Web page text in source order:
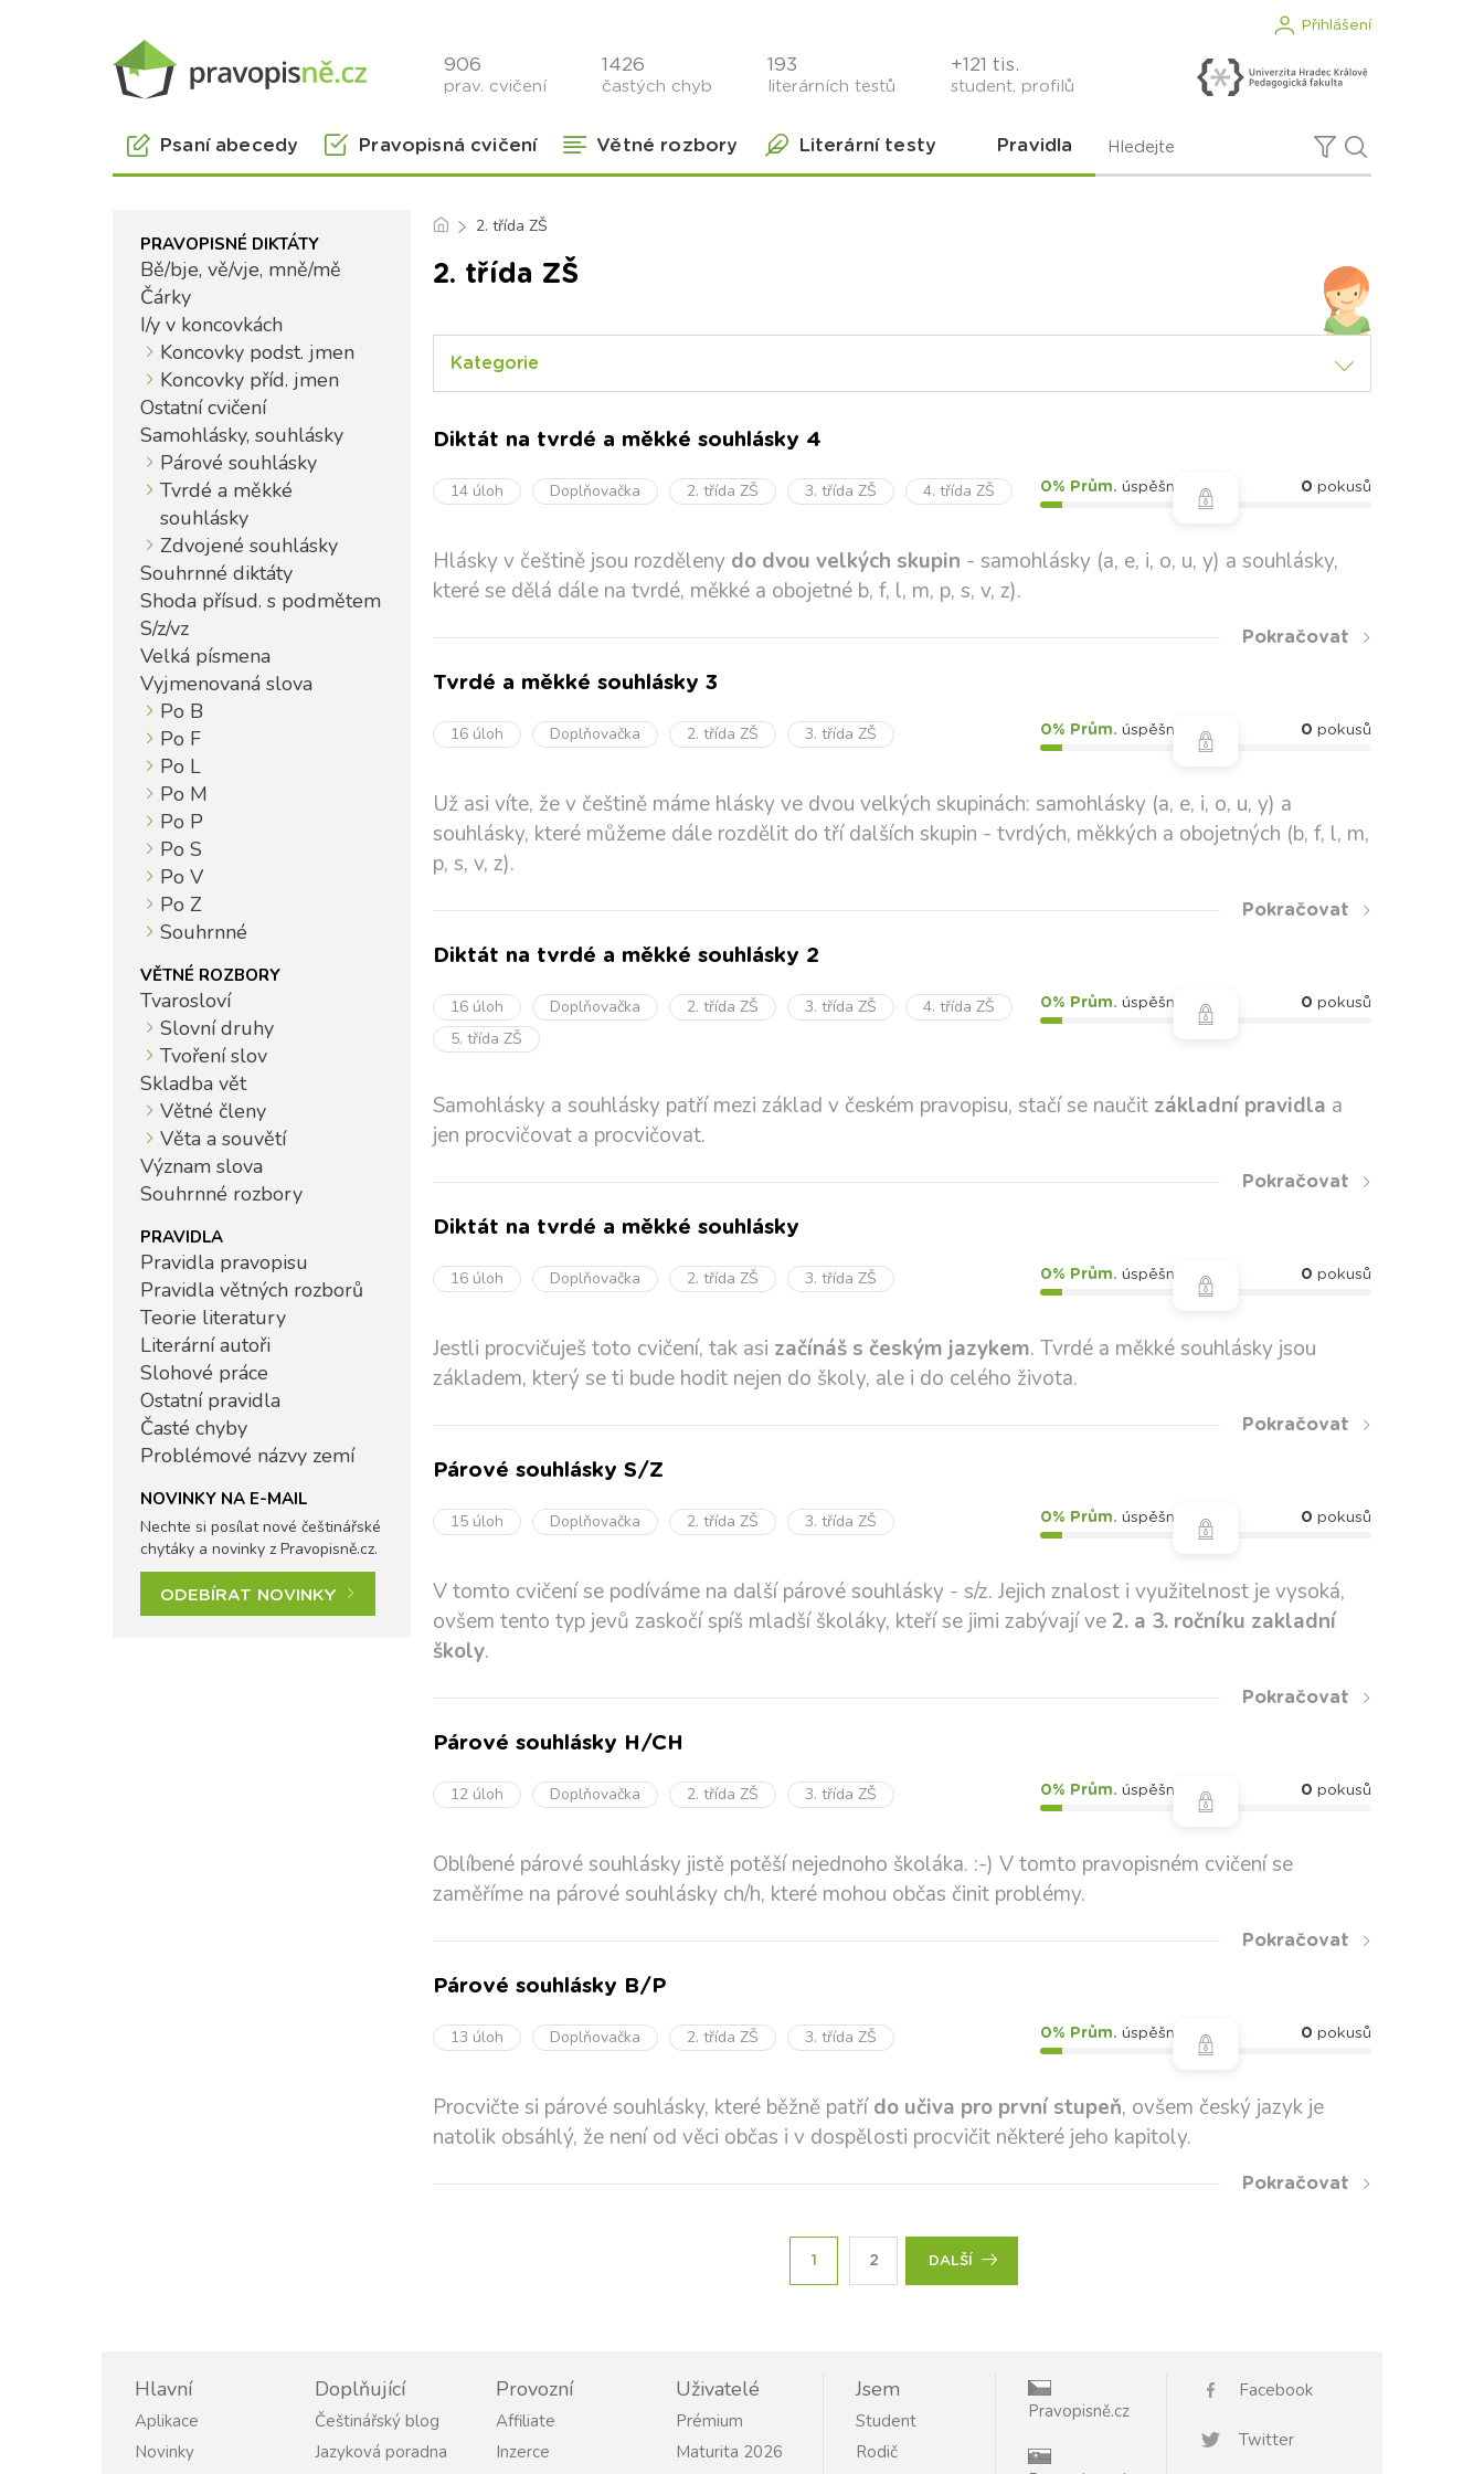
Přihlášení
906
prav. cvičení
1426
častých chyb
193
literárních testů
+121 tis.
student. profilů
Psaní abecedy Pravopisná cvičení Větné rozbory Literární testy Pravidla
PRAVOPISNÉ DIKTÁTY
Bě/bje, vě/vje, mně/mě
Čárky
I/y v koncovkách
Koncovky podst. jmen
Koncovky příd. jmen
Ostatní cvičení
Samohlásky, souhlásky
Párové souhlásky
Tvrdé a měkké
souhlásky
Zdvojené souhlásky
Souhrnné diktáty
Shoda přísud. s podmětem
S/z/vz
Velká písmena
Vyjmenovaná slova
Po B
Po F
Po L
Po M
Po P
Po S
Po V
Po Z
Souhrnné
VĚTNÉ ROZBORY
Tvarosloví
Slovní druhy
Tvoření slov
Skladba vět
Větné členy
Věta a souvětí
Význam slova
Souhrnné rozbory
PRAVIDLA
Pravidla pravopisu
Pravidla větných rozborů
Teorie literatury
Literární autoři
Slohové práce
Ostatní pravidla
Časté chyby
Problémové názvy zemí
NOVINKY NA E-MAIL
Nechte si posílat nové češtinářské
chytáky a novinky z Pravopisně.cz.
ODEBÍRAT NOVINKY
2. třída ZŠ
2. třída ZŠ
Kategorie
Diktát na tvrdé a měkké souhlásky 4
14 úloh Doplňovačka 2. třída ZŠ 3. třída ZŠ 4. třída ZŠ 0% Prům. úspěšnost 0 pokusů
Hlásky v češtině jsou rozděleny do dvou velkých skupin - samohlásky (a, e, i, o, u, y) a souhlásky,
které se dělá dále na tvrdé, měkké a obojetné b, f, l, m, p, s, v, z).
Pokračovat
Tvrdé a měkké souhlásky 3
16 úloh Doplňovačka 2. třída ZŠ 3. třída ZŠ 0% Prům. úspěšnost 0 pokusů
Už asi víte, že v češtině máme hlásky ve dvou velkých skupinách: samohlásky (a, e, i, o, u, y) a
souhlásky, které můžeme dále rozdělit do tří dalších skupin - tvrdých, měkkých a obojetných (b, f, l, m,
p, s, v, z).
Pokračovat
Diktát na tvrdé a měkké souhlásky 2
16 úloh Doplňovačka 2. třída ZŠ 3. třída ZŠ
4. třída ZŠ
5. třída ZŠ
0% Prům. úspěšnost 0 pokusů
Samohlásky a souhlásky patří mezi základ v českém pravopisu, stačí se naučit základní pravidla a
jen procvičovat a procvičovat.
Pokračovat
Diktát na tvrdé a měkké souhlásky
16 úloh Doplňovačka 2. třída ZŠ 3. třída ZŠ 0% Prům. úspěšnost 0 pokusů
Jestli procvičuješ toto cvičení, tak asi začínáš s českým jazykem. Tvrdé a měkké souhlásky jsou
základem, který se ti bude hodit nejen do školy, ale i do celého života.
Pokračovat
Párové souhlásky S/Z
15 úloh Doplňovačka 2. třída ZŠ 3. třída ZŠ 0% Prům. úspěšnost 0 pokusů
V tomto cvičení se podíváme na další párové souhlásky - s/z. Jejich znalost i využitelnost je vysoká,
ovšem tento typ jevů zaskočí spíš mladší školáky, kteří se jimi zabývají ve2. a 3. ročníku zakladní
školy.
Pokračovat
Párové souhlásky H/CH
12 úloh Doplňovačka 2. třída ZŠ 3. třída ZŠ 0% Prům. úspěšnost 0 pokusů
Oblíbené párové souhlásky jistě potěší nejednoho školáka. :-) V tomto pravopisném cvičení se
zaměříme na párové souhlásky ch/h, které mohou občas činit problémy.
Pokračovat
Párové souhlásky B/P
13 úloh Doplňovačka 2. třída ZŠ 3. třída ZŠ 0% Prům. úspěšnost 0 pokusů
Procvičte si párové souhlásky, které běžně patřído učiva pro první stupeň, ovšem český jazyk je
natolik obsáhlý, že není od věci občas i v dospělosti procvičit některé jeho kapitoly.
Pokračovat
1 2 DALŠÍ
Hlavní
Aplikace
Novinky
Doplňující
Češtinářský blog
Jazyková poradna
Provozní
Affiliate
Inzerce
Uživatelé
Prémium
Maturita 2026
Jsem
Student
Rodič
Pravopisně.cz
Facebook
Twitter